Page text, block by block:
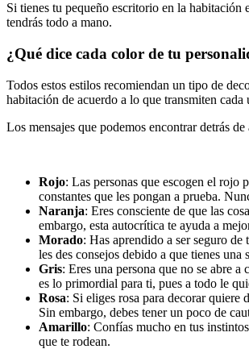
Si tienes tu pequeño escritorio en la
tendrás todo a mano.
¿Qué dice cada color de tu
Todos estos estilos recomiendan un tipo de
habitación de acuerdo a lo que transmiten cada
Los mensajes que podemos encontrar detrás
Rojo: Las personas que escogen el rojo
constantes que les pongan a prueba.
Naranja: Eres consciente de que las
embargo, esta autocrítica te ayuda a
Morado: Has aprendido a ser seguro de
les des consejos debido a que tienes
Gris: Eres una persona que no se abre
es lo primordial para ti, pues a todo le
Rosa: Si eliges rosa para decorar quiere
Sin embargo, debes tener un poco de
Amarillo: Confías mucho en tus
que te rodean.